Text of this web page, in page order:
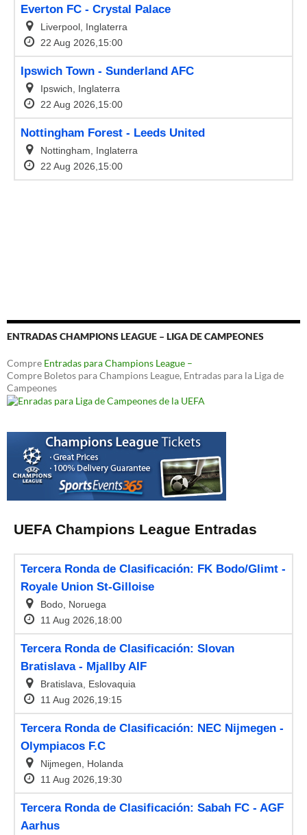
ENTRADAS CHAMPIONS LEAGUE – LIGA DE CAMPEONES
Compre Entradas para Champions League –
Compre Boletos para Champions League, Entradas para la Liga de
Campeones